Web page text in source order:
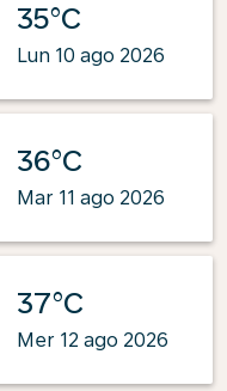
35°C
Lun 10 ago 2026
36°C
Mar 11 ago 2026
37°C
Mer 12 ago 2026